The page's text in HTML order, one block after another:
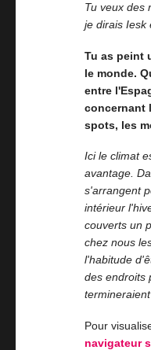
Tu veux des
je dirais Iesk
Tu as peint
le monde.
entre
concernant
spots, les
Ici le climat
avantage.
s'arrangent
intérieur
couverts un
chez nous
l'habitude
des endroits
Pour
navigateur